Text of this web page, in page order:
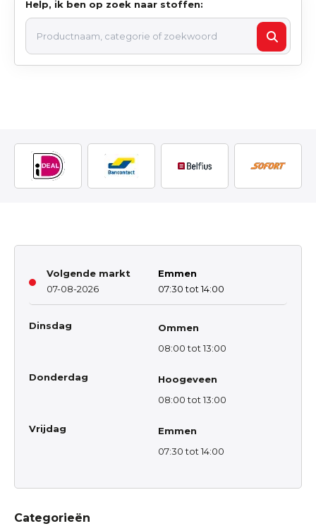
Help, ik ben op zoek naar stoffen:
Volgende markt
07-08-2026
Emmen
07:30 tot 14:00
Dinsdag
Ommen
08:00 tot 13:00
Donderdag
Hoogeveen
08:00 tot 13:00
Vrijdag
Emmen
07:30 tot 14:00
Categorieën